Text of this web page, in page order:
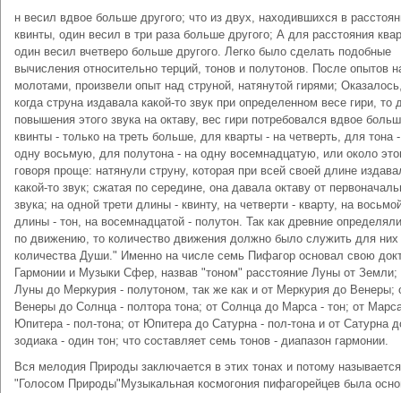
н весил вдвое больше другого; что из двух, находившихся в
квинты, один весил в три раза больше другого; А для расстояния
один весил вчетверо больше другого. Легко было сделать подобные
вычисления относительно терций, тонов и полутонов. После опытов
молотами, произвели опыт над струной, натянутой гирями;
когда струна издавала какой-то звук при определенном весе гири, то
повышения этого звука на октаву, вес гири потребовался вдвое
квинты - только на треть больше, для кварты - на четверть, для тона
одну восьмую, для полутона - на одну восемнадцатую, или около
говоря проще: натянули струну, которая при всей своей длине
какой-то звук; сжатая по середине, она давала октаву от
звука; на одной трети длины - квинту, на четверти - кварту, на
длины - тон, на восемнадцатой - полутон. Так как древние
по движению, то количество движения должно было служить для
количества Души." Именно на числе семь Пифагор основал свою
Гармонии и Музыки Сфер, назвав "тоном" расстояние Луны от Земли;
Луны до Меркурия - полутоном, так же как и от Меркурия до Венеры;
Венеры до Солнца - полтора тона; от Солнца до Марса - тон; от
Юпитера - пол-тона; от Юпитера до Сатурна - пол-тона и от Сатурна
зодиака - один тон; что составляет семь тонов - диапазон гармонии.
Вся мелодия Природы заключается в этих тонах и потому называется
"Голосом Природы"Музыкальная космогония пифагорейцев была